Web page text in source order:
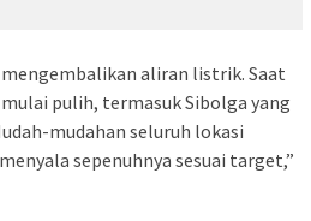
aliran listrik. Saat
pulih, termasuk Sibolga yang
mudahan seluruh lokasi
sepenuhnya sesuai target,”